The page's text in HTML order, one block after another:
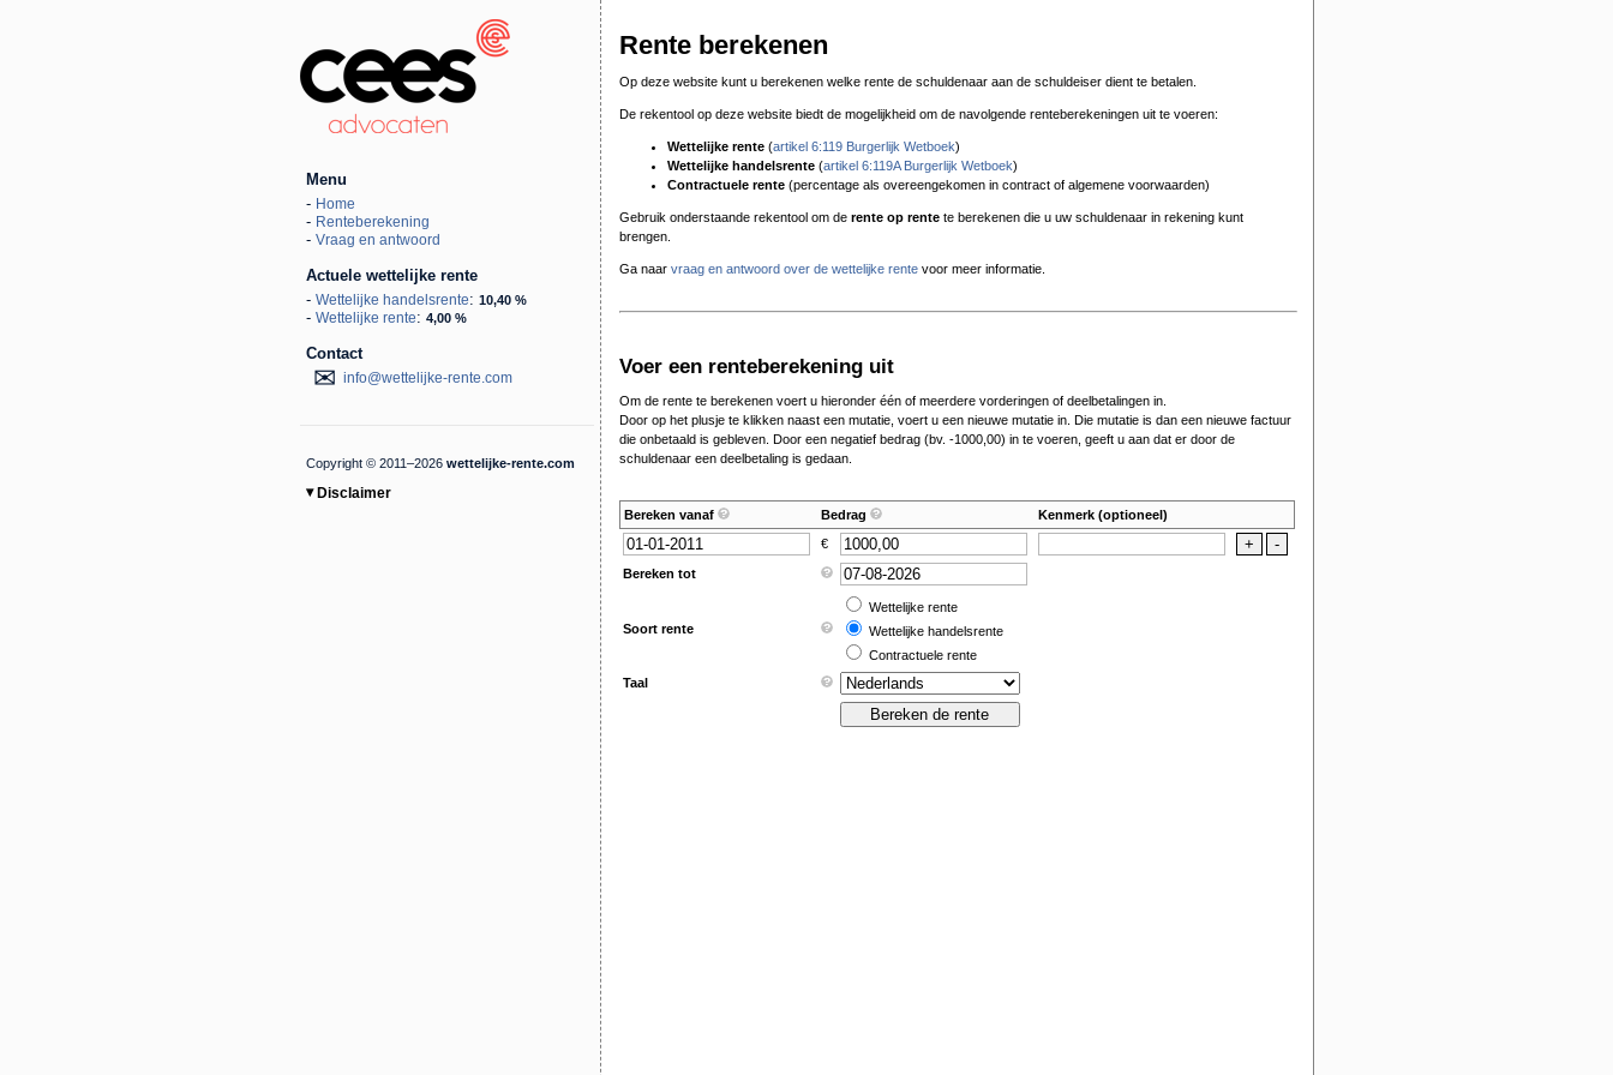
Menu
- Home
- Renteberekening
- Vraag en antwoord
Actuele wettelijke rente
- Wettelijke handelsrente: 10,40 %
- Wettelijke rente: 4,00 %
Contact
✉ moc.etner-ekjilettew@ofni
Copyright © 2011–2026 wettelijke-rente.com
▾Disclaimer
Rente berekenen
Op deze website kunt u berekenen welke rente de schuldenaar aan de schuldeiser dient te betalen.
De rekentool op deze website biedt de mogelijkheid om de navolgende renteberekeningen uit te voeren:
Wettelijke rente(artikel 6:119 Burgerlijk Wetboek)
Wettelijke handelsrente(artikel 6:119A Burgerlijk Wetboek)
Contractuele rente(percentage als overeengekomen in contract of algemene voorwaarden)
Gebruik onderstaande rekentool om de rente op rentete berekenen die u uw schuldenaar in rekening kunt
brengen.
Ga naar vraag en antwoord over de wettelijke rentevoor meer informatie.
Voer een renteberekening uit
Om de rente te berekenen voert u hieronder één of meerdere vorderingen of deelbetalingen in.
Door op het plusje te klikken naast een mutatie, voert u een nieuwe mutatie in. Die mutatie is dan een nieuwe factuur
die onbetaald is gebleven. Door een negatief bedrag (bv. -1000,00) in te voeren, geeft u aan dat er door de
schuldenaar een deelbetaling is gedaan.
Bereken vanaf Bedrag
Kenmerk (optioneel)
€
Bereken tot
Soort rente
Wettelijke rente
Wettelijke handelsrente
Contractuele rente
Taal